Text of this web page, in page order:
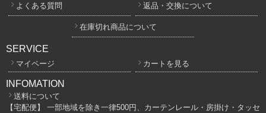
よくある質問 返品・交換について
在庫切れ商品について
SERVICE
マイページ カートを見る
INFOMATION
送料について
【宅配便】 一部地域を除き一律500円、カーテンレール・房掛け・タッセ